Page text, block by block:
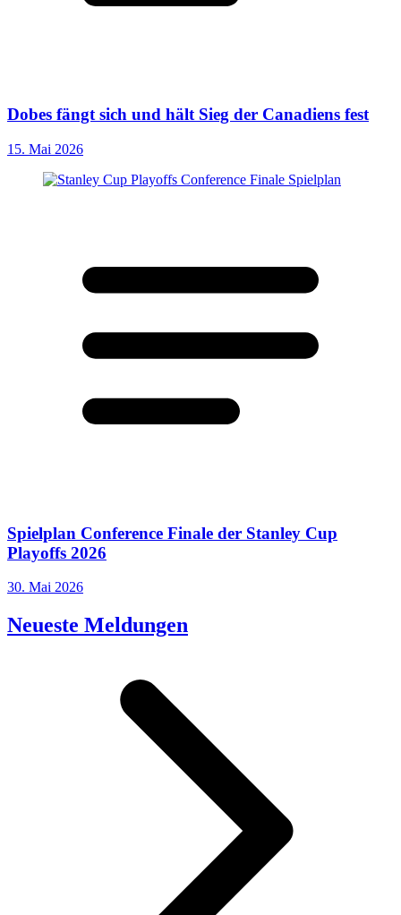
Dobes fängt sich und hält Sieg der Canadiens fest
15. Mai 2026
Spielplan Conference Finale der Stanley Cup
Playoffs 2026
30. Mai 2026
Neueste Meldungen